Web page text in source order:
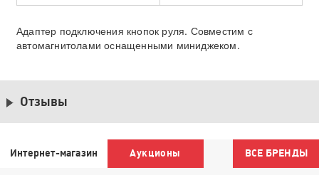
Адаптер подключения кнопок руля. Совместим с
автомагнитолами оснащенными миниджеком.
Отзывы
Интернет-магазин Аукционы ВСЕ БРЕНДЫ